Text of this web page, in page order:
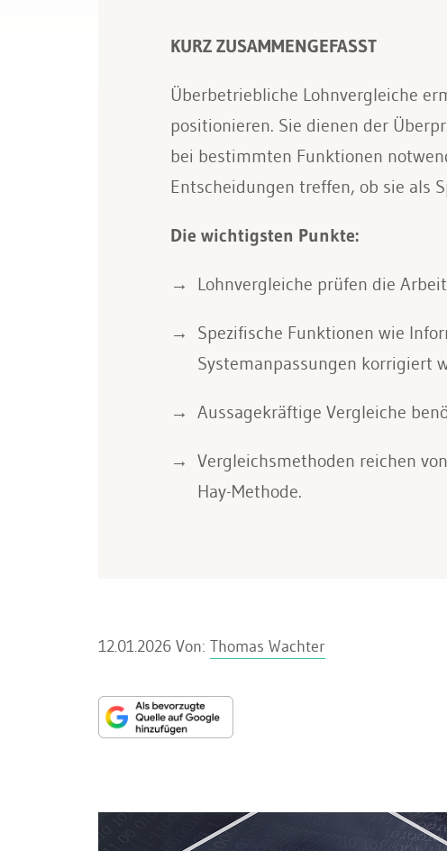
KURZ ZUSAMMENGEFASST
Überbetriebliche Lohnvergleiche
positionieren. Sie dienen der
bei bestimmten Funktionen
Entscheidungen treffen, ob sie als
Die wichtigsten Punkte:
Lohnvergleiche prüfen die
Spezifische Funktionen wie
Systemanpassungen korrigiert
Aussagekräftige Vergleiche
Vergleichsmethoden reichen
Hay-Methode.
12.01.2026 Von: Thomas Wachter